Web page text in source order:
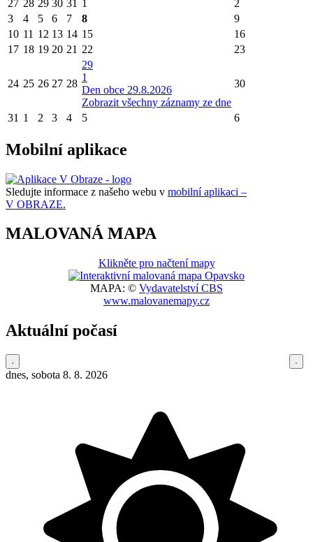
27 28 29 30 31 1
2
3
4 5 6 7 8
9
10 11 12 13 14 15
16
17 18 19 20 21 22 23
24 25 26 27 28
29
1
Den obce 29.8.2026
Zobrazit všechny záznamy ze dne
30
31 1 2 3 4 5 6
Mobilní aplikace
Sledujte informace z našeho webu v mobilní aplikaci –
V OBRAZE.
MALOVANÁ MAPA
Klikněte pro načtení mapy
MAPA: © Vydavatelství CBS
www.malovanemapy.cz
Aktuální počasí
dnes, sobota 8. 8. 2026